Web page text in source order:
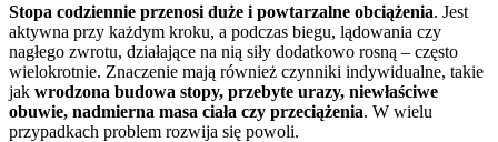
Stopa codziennie przenosi duże i powtarzalne obciążenia. Jest
aktywna przy każdym kroku, a podczas biegu, lądowania czy
nagłego zwrotu, działające na nią siły dodatkowo rosną – często
wielokrotnie. Znaczenie mają również czynniki indywidualne, takie
jak wrodzona budowa stopy, przebyte urazy, niewłaściwe
obuwie, nadmierna masa ciała czy przeciążenia. W wielu
przypadkach problem rozwija się powoli.